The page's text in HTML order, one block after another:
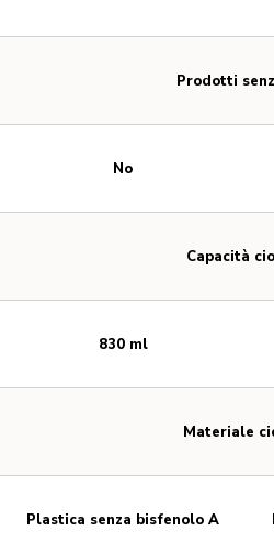
Prodotti
Capacità
Materiale
No
830 ml
Plastica senza bisfenolo A